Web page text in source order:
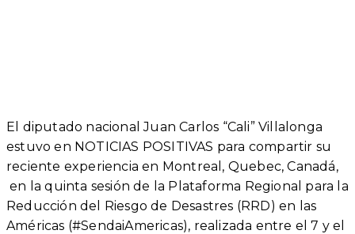
El diputado nacional Juan Carlos “Cali” Villalonga
estuvo en NOTICIAS POSITIVAS para compartir su
reciente experiencia en Montreal, Quebec, Canadá,
en la quinta sesión de la Plataforma Regional para la
Reducción del Riesgo de Desastres (RRD) en las
Américas (#SendaiAmericas), realizada entre el 7 y el